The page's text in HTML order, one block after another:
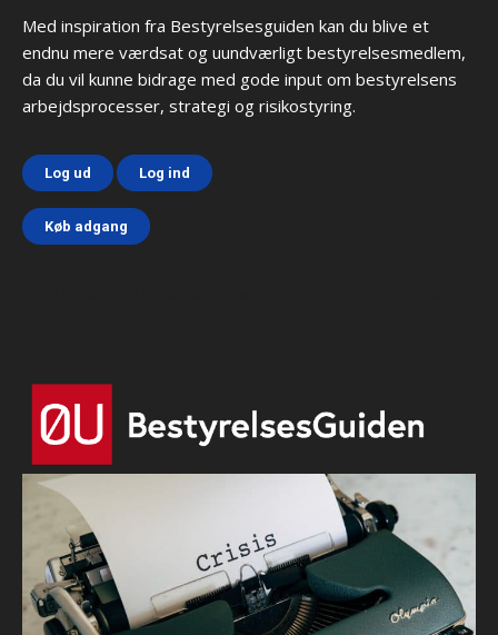
Med inspiration fra Bestyrelsesguiden kan du blive et
endnu mere værdsat og uundværligt bestyrelsesmedlem,
da du vil kunne bidrage med gode input om bestyrelsens
arbejdsprocesser, strategi og risikostyring.
Log ud Log ind
Køb adgang